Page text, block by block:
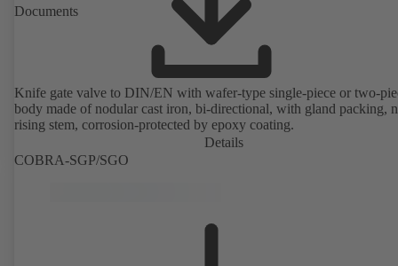
Documents
Knife gate valve to DIN/EN with wafer-type single-piece or two-
body made of nodular cast iron, bi-directional, with gland packing,
rising stem, corrosion-protected by epoxy coating.
Details
COBRA-SGP/SGO